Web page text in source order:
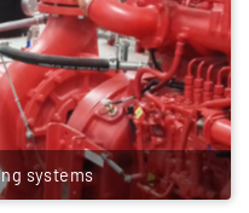
systems